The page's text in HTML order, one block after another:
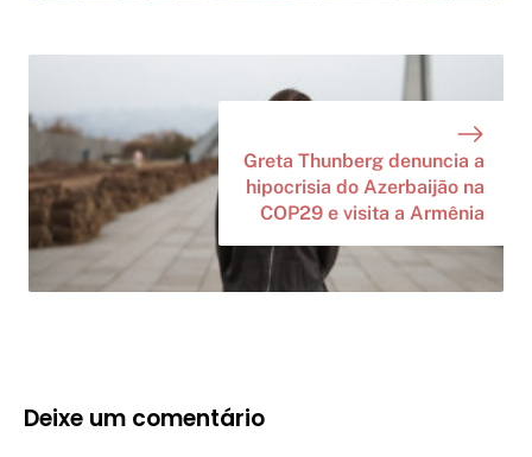
Greta Thunberg denuncia a
hipocrisia do Azerbaijão na
COP29 e visita a Armênia
Deixe um comentário